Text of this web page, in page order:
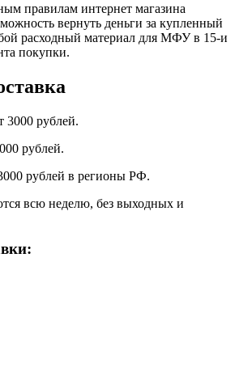
правилам интернет магазина
вернуть деньги за купленный
расходный материал для МФУ в 15-и
покупки.
3000 рублей.
рублей.
рублей в регионы РФ.
всю неделю, без выходных и